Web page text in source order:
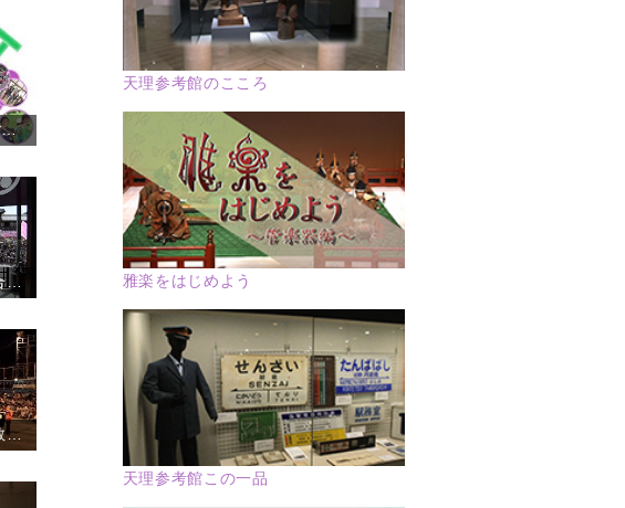
vol.19「みんなでつなごうテーマソング♪①」(2018)
vol.16 「よろこびの大合唱」『教祖御誕生讃歌』
vol.13 「天理教愛町分教会吹奏楽団おやさとパレード」『心の花を咲かせよう／バクパイプ演奏／天理教青年会会歌』
天理参考館のこころ
雅楽をはじめよう
天理参考館この一品